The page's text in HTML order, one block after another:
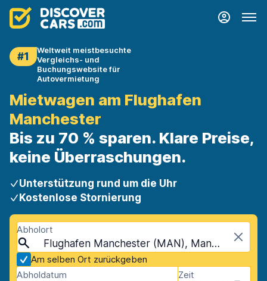
#1
Weltweit meistbesuchte
Vergleichs- und
Buchungswebsite für
Autovermietung
Mietwagen am Flughafen
Manchester
Bis zu 70 % sparen. Klare Preise,
keine Überraschungen.
Unterstützung rund um die Uhr
Kostenlose Stornierung
Abholort
Flughafen Manchester (MAN), Manchester, Vereinigtes Königreich
Am selben Ort zurückgeben
Abholdatum
Zeit